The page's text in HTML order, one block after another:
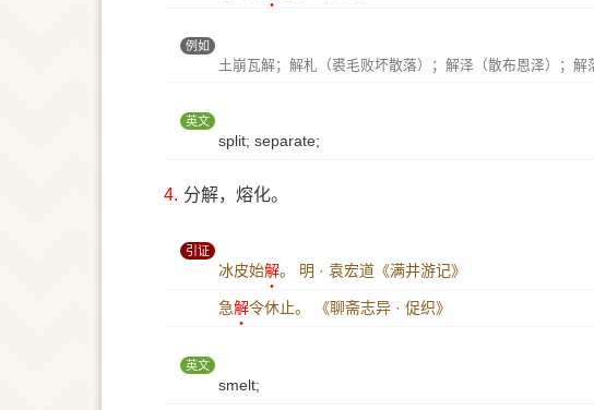
例如
土崩瓦解；解札（裘毛败坏散落）；解泽（散布恩泽）；
英文
split; separate;
4. 分解，熔化。
引证
冰皮始解。 明 · 袁宏道《满井游记》
急解令休止。 《聊斋志异 · 促织》
英文
smelt;